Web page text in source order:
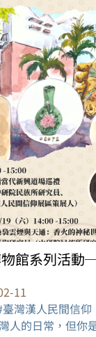
館系列活動
11
灣漢人民間信仰
人的日常，但你